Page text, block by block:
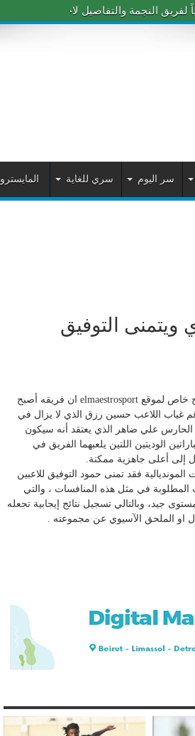
النجمة والتفاصيل لاحقاً
سر اليوم سري للغاية المايسترو
ويتمنى التوفيق
رأى مدرب فريق شباب الساحل الحاج محمود حمود في تصريح خاص لموقع elmaestrosport ان فريقه أصبح
غياب اللاعب حسين رزق الذي لا يزال في
الحارس علي ضاهر الذي يعتقد أنه سيكون
الوديتين اللتين يلعبهما الفريق في
إلى أعلى جاهزية ممكنة.
فقد تمنى حمود التوفيق للاعبين
المطلوبة في مثل هذه المنافسات ، والتي
جيد، وبالتالي تسجيل نتائج إيجابية تجعله
او الملحق الآسيوي عن مجموعته .